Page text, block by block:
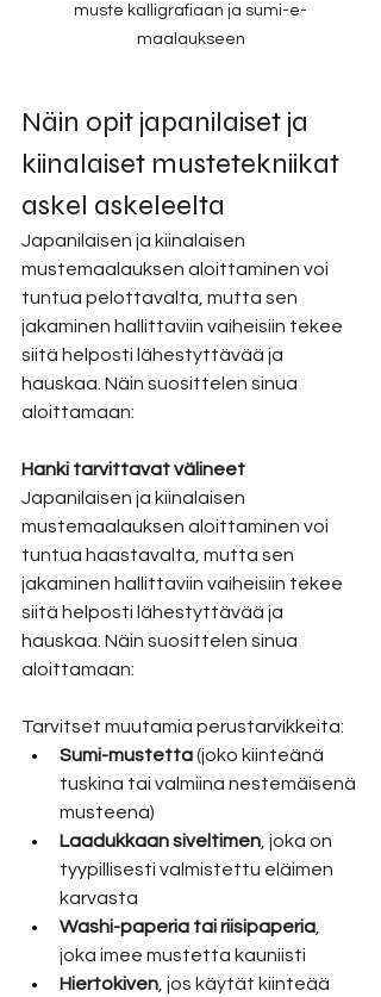
muste kalligrafiaan ja sumi-e-
maalaukseen
Näin opit japanilaiset ja
kiinalaiset mustetekniikat
askel askeleelta
Japanilaisen ja kiinalaisen
mustemaalauksen aloittaminen voi
tuntua pelottavalta, mutta sen
jakaminen hallittaviin vaiheisiin tekee
siitä helposti lähestyttävää ja
hauskaa. Näin suosittelen sinua
aloittamaan:
Hanki tarvittavat välineet
Japanilaisen ja kiinalaisen
mustemaalauksen aloittaminen voi
tuntua haastavalta, mutta sen
jakaminen hallittaviin vaiheisiin tekee
siitä helposti lähestyttävää ja
hauskaa. Näin suosittelen sinua
aloittamaan:
Tarvitset muutamia perustarvikkeita:
Sumi-mustetta (joko kiinteänä
tuskina tai valmiina nestemäisenä
musteena)
Laadukkaan siveltimen , joka on
tyypillisesti valmistettu eläimen
karvasta
Washi-paperia tai riisipaperia
joka imee mustetta kauniisti
Hiertokiven , jos käytät kiinteää